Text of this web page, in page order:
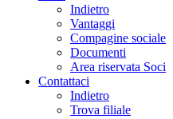
Indietro
Vantaggi
Compagine sociale
Documenti
Area riservata Soci
Contattaci
Indietro
Trova filiale